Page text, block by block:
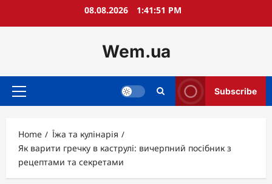
08.08.2026 1:41:52 PM
Wem.ua
Primary
Subscribe
Home
Їжа та кулінарія
Як варити гречку в каструлі: вичерпний посібник з
рецептами та секретами